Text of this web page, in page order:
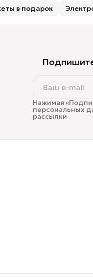
в подарок
Нажимая
персональных
рассылки